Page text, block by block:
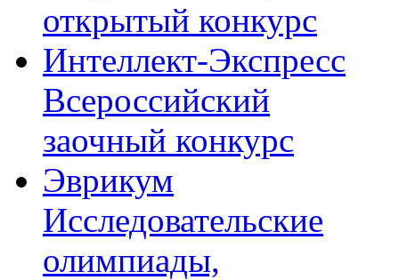
открытый конкурс
Интеллект-Экспресс
Всероссийский
заочный конкурс
Эврикум
Исследовательские
олимпиады,